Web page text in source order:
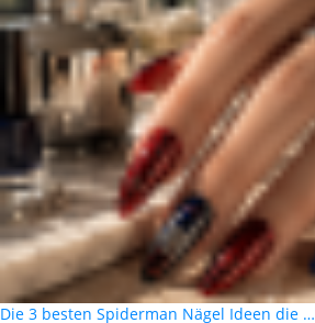
Die 3 besten Spiderman Nägel Ideen die …